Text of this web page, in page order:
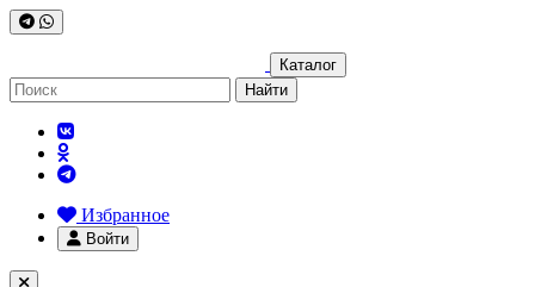
Каталог
Найти
Избранное
Войти